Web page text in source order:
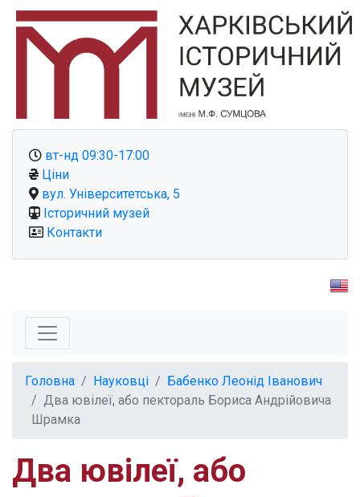
вт-нд 09:30-17:00
Ціни
вул. Університетська, 5
Історичний музей
Контакти
Головна Науковці
Бабенко Леонід Іванович
Два ювілеї, або пектораль Бориса Андрійовича
Шрамка
Два ювілеї, або